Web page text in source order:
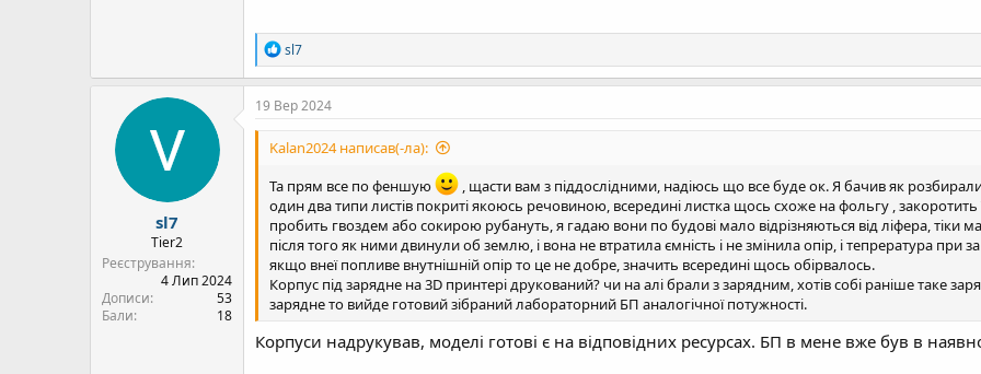
Р
е
а
к
ц
ї
sl7
sl7
Tier2
Реєстрування
4 Лип 2024
Дописи
53
Бали
18
19 Вер 2024
Kalan2024 написав(-ла):
Та прям все по феншую
, щасти вам з піддослідними, надіюсь що все буде ок. Я бачив як розбирали
один два типи листів покриті якоюсь речовиною, всередині листка щось схоже на фольгу ,
пробить гвоздем або сокирою рубануть, я гадаю вони по будові мало відрізняються від ліфера, тіки
після того як ними двинули об землю, і вона не втратила ємність і не змінила опір, і тепрература при
якщо внеї попливе внутнішній опір то це не добре, значить всередині щось обірвалось.
Корпус під зарядне на 3D принтері друкований? чи на алі брали з зарядним, хотів собі раніше таке
зарядне то вийде готовий зібраний лабораторний БП аналогічної потужності.
Корпуси надрукував, моделі готові є на відповідних ресурсах. БП в мене вже був в